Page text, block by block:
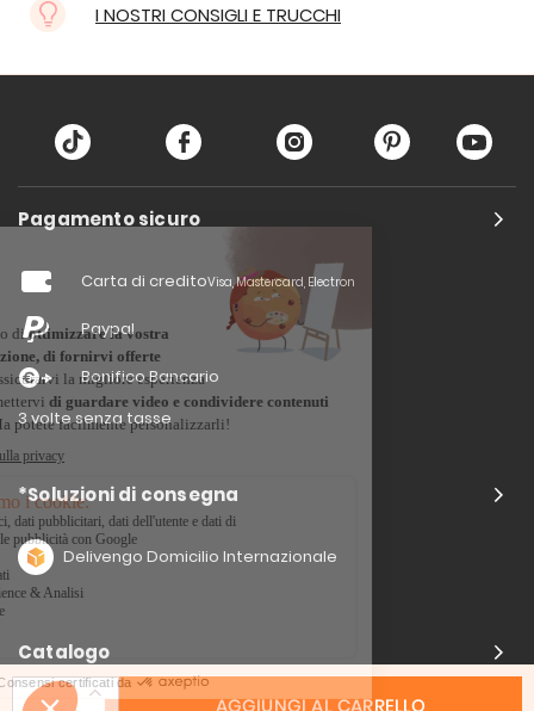
AGGIUNGI AL CARRELLO
I NOSTRI CONSIGLI E TRUCCHI
Pagamento sicuro
Carta di creditoVisa, Mastercard, Electron
Paypal
Bonifico Bancario
3 volte senza tasse
*Soluzioni di consegna
Delivengo Domicilio Internazionale
Catalogo